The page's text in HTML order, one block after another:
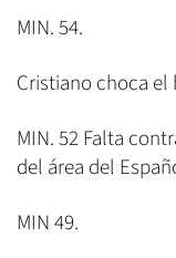
MIN. 54.
Cristiano choca el
MIN. 52 Falta
del área del
MIN 49.